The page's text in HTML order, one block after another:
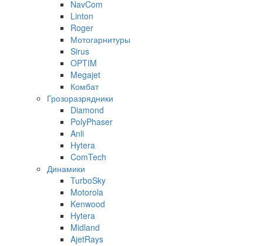
NavCom
Linton
Roger
Мотогарнитуры
Sirus
OPTIM
Megajet
Комбат
Грозоразрядники
Diamond
PolyPhaser
Anli
Hytera
ComTech
Динамики
TurboSky
Motorola
Kenwood
Hytera
Midland
AjetRays